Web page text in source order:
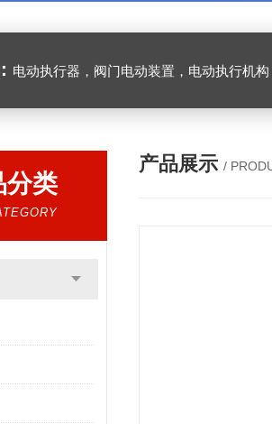
电动执行器，阀门电动装置，电动执行机构，阀门驱动装置，电动头，角行
分类
产品展示 /